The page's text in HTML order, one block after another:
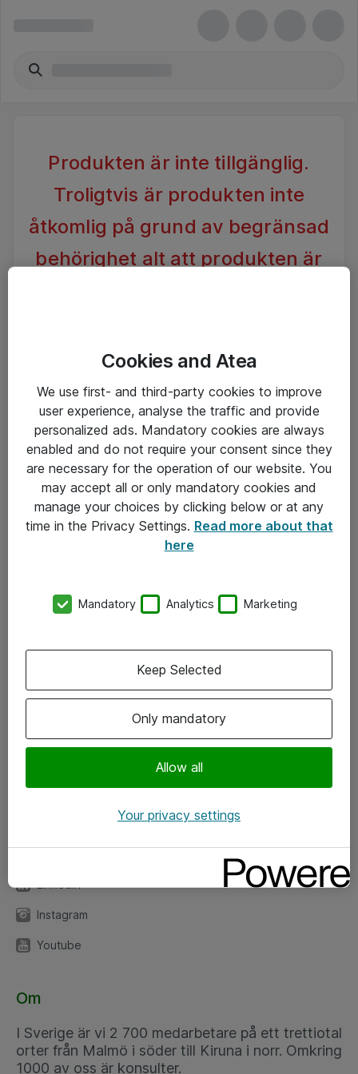
Produkten är inte tillgänglig.
Troligtvis är produkten inte
åtkomlig på grund av begränsad
behörighet alt att produkten är
Hitta direkt
Om eShop
Driftsinformation
kundtjanst@atea.se
Kontor
Linkedin
Instagram
Youtube
Om
I Sverige är vi 2 700 medarbetare på ett trettiotal
orter från Malmö i söder till Kiruna i norr. Omkring
1000 av oss är konsulter.
Cookies and Atea
We use first- and third-party cookies to improve
user experience, analyse the traffic and provide
personalized ads. Mandatory cookies are always
enabled and do not require your consent since they
are necessary for the operation of our website. You
may accept all or only mandatory cookies and
manage your choices by clicking below or at any
time in the Privacy Settings. Read more about that
here
Mandatory Analytics Marketing
Only mandatory
Allow all
Keep Selected
Your privacy settings